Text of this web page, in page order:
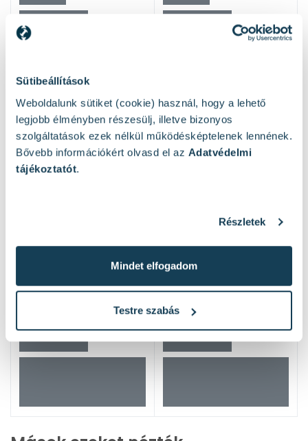
Sütibeállítások
Weboldalunk sütiket (cookie) használ, hogy a lehető
legjobb élményben részesülj, illetve bizonyos
szolgáltatások ezek nélkül működésképtelenek lennének.
Bővebb információkért olvasd el az Adatvédelmi
tájékoztatót.
Részletek
Mindet elfogadom
Testre szabás
Mások ezeket nézték